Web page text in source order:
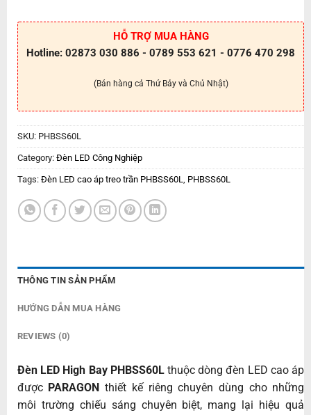
HỖ TRỢ MUA HÀNG
Hotline: 02873 030 886 - 0789 553 621 - 0776 470 298
(Bán hàng cả Thứ Bảy và Chủ Nhật)
SKU: PHBSS60L
Category: Đèn LED Công Nghiệp
Tags: Đèn LED cao áp treo trần PHBSS60L PHBSS60L
THÔNG TIN SẢN PHẨM
HƯỚNG DẪN MUA HÀNG
REVIEWS (0)
Đèn LED High Bay PHBSS60L thuộc dòng đèn LED cao áp
được PARAGONthiết kế riêng chuyên dùng cho những
môi trường chiếu sáng chuyên biệt, mang lại hiệu quả